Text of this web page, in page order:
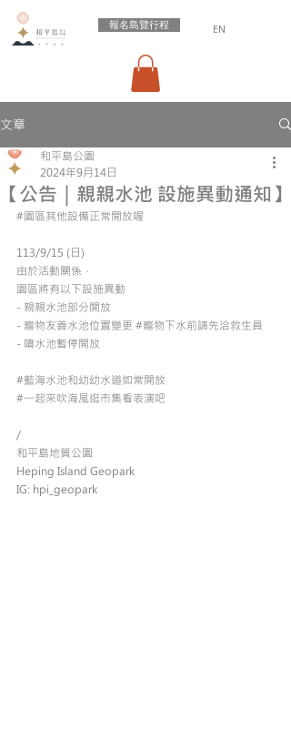
報名島覽行程 EN
文章
【公告｜親親水池 設施異動通知】
和平島公園
2024年9月14日
#園區其他設備正常開放喔
113/9/15 (日)
由於活動關係，
園區將有以下設施異動
- 親親水池部分開放
- 寵物友善水池位置變更 #寵物下水前請先洽救生員
- 噴水池暫停開放
#藍海水池和幼幼水道如常開放
#一起來吹海風逛市集看表演吧
/
和平島地質公園
Heping Island Geopark
IG: hpi_geopark